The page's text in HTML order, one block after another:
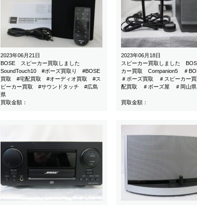
2023年06月21日
BOSE スピーカー買取しました
SoundTouch10 #ボーズ買取り #BOSE
買取 #宅配買取 #オーディオ買取 #ス
ピーカー買取 #サウンドタッチ #広島
県
買取金額：
2023年06月18日
スピーカー買取しました
カー買取 Companion5 ＃
＃ボーズ買取 ＃スピーカー
配買取 ＃ボーズ屋 ＃岡山県
買取金額：